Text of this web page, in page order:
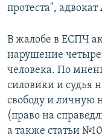
протеста", адвокат
В жалобе в ЕСПЧ
нарушение
человека. По
силовики и судья
свободу и личную
(право на
а также статьи